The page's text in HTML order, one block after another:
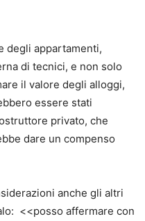
degli appartamenti,
di tecnici, e non solo
il valore degli alloggi,
essere stati
privato, che
dare un compenso
anche gli altri
<<posso affermare con